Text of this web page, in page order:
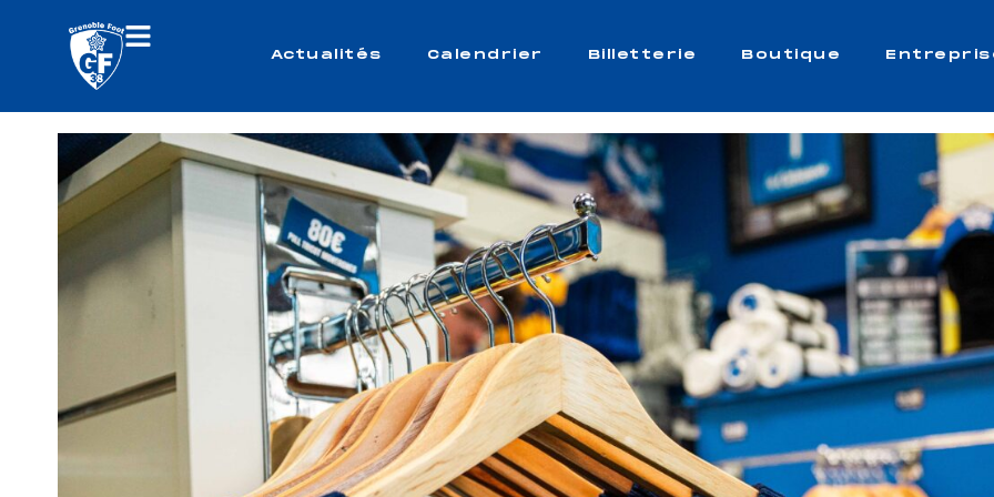
Actualités Calendrier Billetterie Boutique